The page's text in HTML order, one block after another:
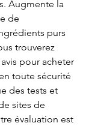
Augmente la
de
purs
trouverez
pour acheter
toute sécurité
des tests et
sites de
évaluation est